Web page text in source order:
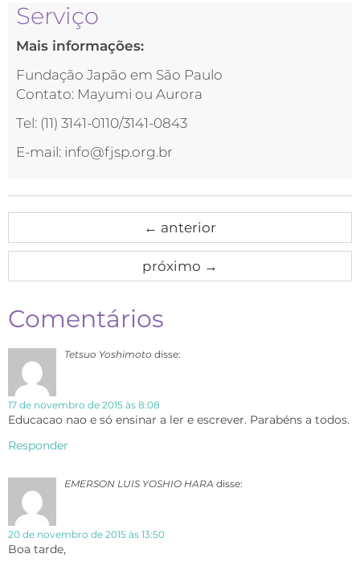
Serviço
Mais informações:
Fundação Japão em São Paulo
Contato: Mayumi ou Aurora
Tel: (11) 3141-0110/3141-0843
E-mail: info@fjsp.org.br
← anterior
próximo →
Comentários
Tetsuo Yoshimoto disse:
17 de novembro de 2015 às 8:08
Educacao nao e só ensinar a ler e escrever. Parabéns a todos.
Responder
EMERSON LUIS YOSHIO HARA disse:
20 de novembro de 2015 às 13:50
Boa tarde,